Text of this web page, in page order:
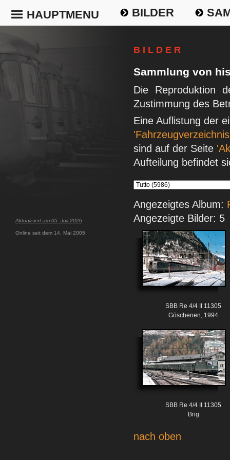
HAUPTMENU BILDER
Aktualisiert am 05. Juli 2026
Online seit dem 14. Mai 2005
B I L D E R
Sammlung von
Die Reproduktion
Zustimmung des
Eine Auflistung der
sind auf der Seite
Aufteilung befindet
Angezeigtes Album:
Angezeigte Bilder: 5
SBB Re 4/4 II 11305
Göschenen, 1994
SBB Re 4/4 II 11305
Brig
nach oben